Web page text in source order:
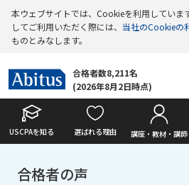
本ウェブサイトでは、Cookieを利用していま
してご利用いただく際には、 当社のCookieの
ものとみなします。
合格者数8,211名
(2026年8月2日時点)
USCPAを知る 選ばれる理由 講座・教材・講師
合格者の声